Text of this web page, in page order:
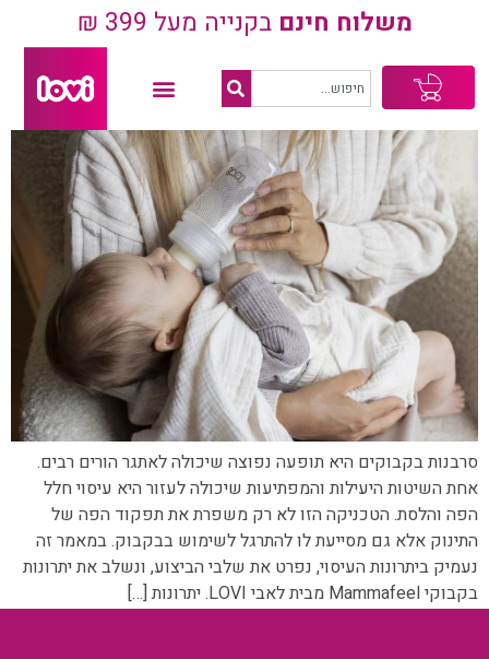
משלוח חינםבקנייה מעל 399 ₪
סרבנות בקבוקים היא תופעה נפוצה שיכולה לאתגר הורים רבים.
אחת השיטות היעילות והמפתיעות שיכולה לעזור היא עיסוי חלל
הפה והלסת. הטכניקה הזו לא רק משפרת את תפקוד הפה של
התינוק אלא גם מסייעת לו להתרגל לשימוש בבקבוק. במאמר זה
נעמיק ביתרונות העיסוי, נפרט את שלבי הביצוע, ונשלב את יתרונות
בקבוקי Mammafeel מבית לאבי LOVI. יתרונות […]